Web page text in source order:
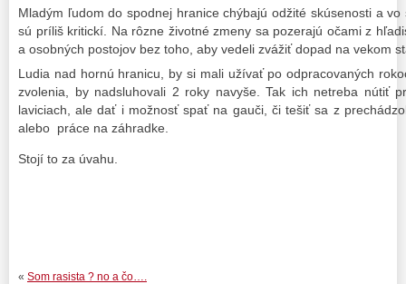
Mladým ľudom do spodnej hranice chýbajú odžité skúsenosti a
sú príliš kritickí. Na rôzne životné zmeny sa pozerajú očami z
a osobných postojov bez toho, aby vedeli zvážiť dopad na vekom
Ludia nad hornú hranicu, by si mali užívať po odpracovaných
zvolenia, by nadsluhovali 2 roky navyše. Tak ich netreba nútiť
laviciach, ale dať i možnosť spať na gauči, či tešiť sa z
alebo práce na záhradke.
Stojí to za úvahu.
« Som rasista ? no a čo….